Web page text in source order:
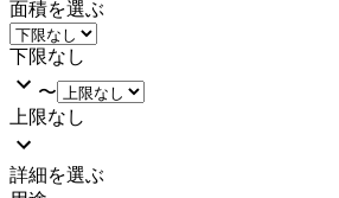
面積を選ぶ
下限なし
〜
上限なし
詳細を選ぶ